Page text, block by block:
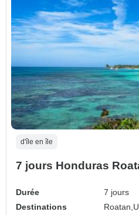
d'île en île
7 jours Honduras
Durée
7 jours
Destinations
Roatan,